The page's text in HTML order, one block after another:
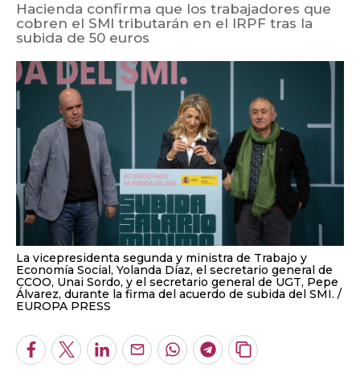
Hacienda confirma que los trabajadores que
cobren el SMI tributarán en el IRPF tras la
subida de 50 euros
La vicepresidenta segunda y ministra de Trabajo y
Economía Social, Yolanda Díaz, el secretario general de
CCOO, Unai Sordo, y el secretario general de UGT, Pepe
Álvarez, durante la firma del acuerdo de subida del SMI.
EUROPA PRESS
Facebook
TwitterLinkedInEnviarWhatsapp
Telegram
Copiar